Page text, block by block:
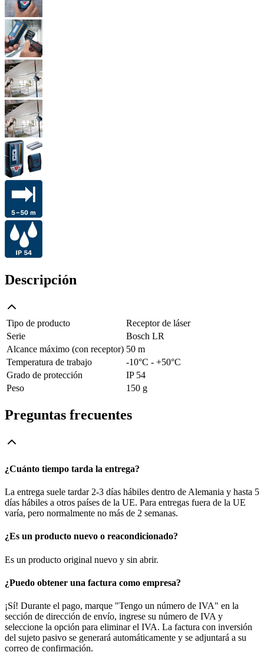
Descripción
Tipo de producto
Receptor de láser
Serie
Bosch LR
Alcance máximo (con receptor) 50 m
Temperatura de trabajo
-10°C - +50°C
Grado de protección
IP 54
Peso
150 g
Preguntas frecuentes
¿Cuánto tiempo tarda la entrega?
La entrega suele tardar 2-3 días hábiles dentro de Alemania y hasta 5
días hábiles a otros países de la UE. Para entregas fuera de la UE
varía, pero normalmente no más de 2 semanas.
¿Es un producto nuevo o reacondicionado?
Es un producto original nuevo y sin abrir.
¿Puedo obtener una factura como empresa?
¡Sí! Durante el pago, marque "Tengo un número de IVA" en la
sección de dirección de envío, ingrese su número de IVA y
seleccione la opción para eliminar el IVA. La factura con inversión
del sujeto pasivo se generará automáticamente y se adjuntará a su
correo de confirmación.